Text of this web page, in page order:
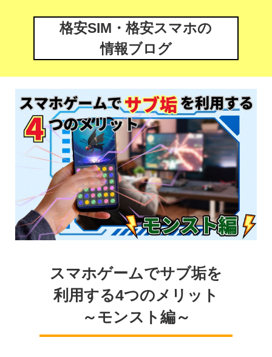
格安SIM・格安スマホの
情報ブログ
スマホゲームでサブ垢を
利用する4つのメリット
～モンスト編～